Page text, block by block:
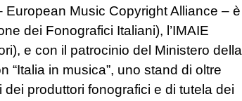
European Music Copyright Alliance – è
dei Fonografici Italiani), l’IMAIE
e con il patrocinio del Ministero della
“Italia in musica”, uno stand di oltre
produttori fonografici e di tutela dei